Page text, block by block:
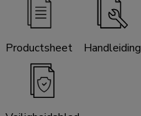
Productsheet Handleiding